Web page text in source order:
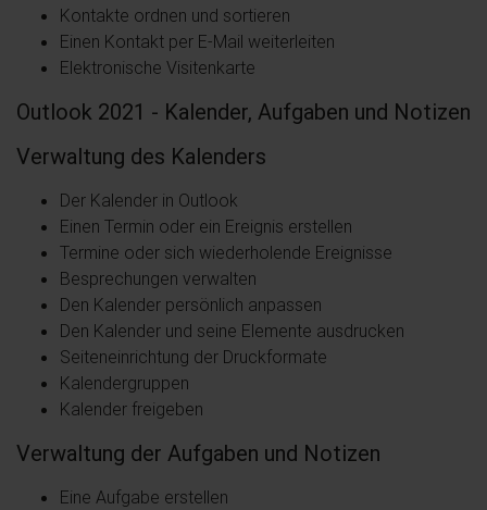
Kontakte ordnen und sortieren
Einen Kontakt per E-Mail weiterleiten
Elektronische Visitenkarte
Outlook 2021 - Kalender, Aufgaben und Notizen
Verwaltung des Kalenders
Der Kalender in Outlook
Einen Termin oder ein Ereignis erstellen
Termine oder sich wiederholende Ereignisse
Besprechungen verwalten
Den Kalender persönlich anpassen
Den Kalender und seine Elemente ausdrucken
Seiteneinrichtung der Druckformate
Kalendergruppen
Kalender freigeben
Verwaltung der Aufgaben und Notizen
Eine Aufgabe erstellen